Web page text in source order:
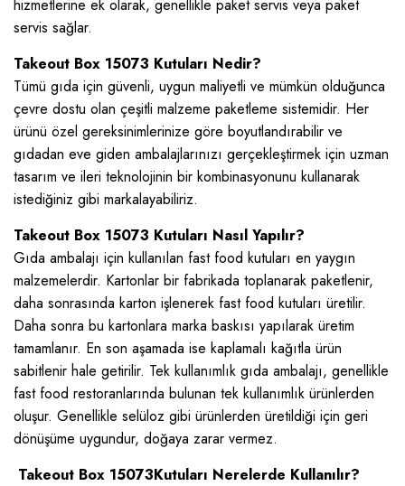
hizmetlerine ek olarak, genellikle paket servis veya paket
servis sağlar.
Takeout Box 15073 Kutuları Nedir?
Tümü gıda için güvenli, uygun maliyetli ve mümkün olduğunca
çevre dostu olan çeşitli malzeme paketleme sistemidir. Her
ürünü özel gereksinimlerinize göre boyutlandırabilir ve
gıdadan eve giden ambalajlarınızı gerçekleştirmek için uzman
tasarım ve ileri teknolojinin bir kombinasyonunu kullanarak
istediğiniz gibi markalayabiliriz.
Takeout Box 15073 Kutuları Nasıl Yapılır?
Gıda ambalajı için kullanılan fast food kutuları en yaygın
malzemelerdir. Kartonlar bir fabrikada toplanarak paketlenir,
daha sonrasında karton işlenerek fast food kutuları üretilir.
Daha sonra bu kartonlara marka baskısı yapılarak üretim
tamamlanır. En son aşamada ise kaplamalı kağıtla ürün
sabitlenir hale getirilir. Tek kullanımlık gıda ambalajı, genellikle
fast food restoranlarında bulunan tek kullanımlık ürünlerden
oluşur. Genellikle selüloz gibi ürünlerden üretildiği için geri
dönüşüme uygundur, doğaya zarar vermez.
Takeout Box 15073Kutuları Nerelerde Kullanılır?